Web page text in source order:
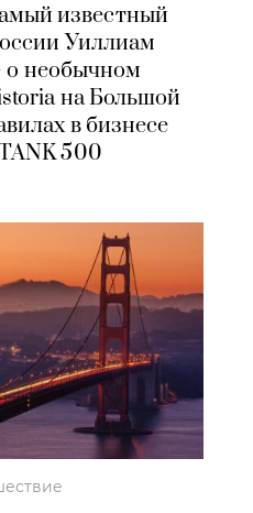
известный
Уиллиам
необычном
на Большой
в бизнесе
500